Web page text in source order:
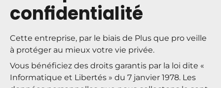
confidentialité
Cette entreprise, par le biais de Plus que pro veille
à protéger au mieux votre vie privée.
Vous bénéficiez des droits garantis par la loi dite «
Informatique et Libertés » du 7 janvier 1978. Les